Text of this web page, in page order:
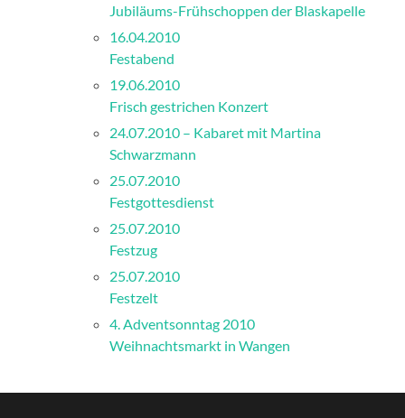
Jubiläums-Frühschoppen der Blaskapelle
16.04.2010
Festabend
19.06.2010
Frisch gestrichen Konzert
24.07.2010 – Kabaret mit Martina
Schwarzmann
25.07.2010
Festgottesdienst
25.07.2010
Festzug
25.07.2010
Festzelt
4. Adventsonntag 2010
Weihnachtsmarkt in Wangen